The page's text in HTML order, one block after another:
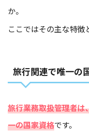
か。
ここではその主な特徴
旅行関連で唯一の
旅行業務取扱管理者は
一の国家資格です。